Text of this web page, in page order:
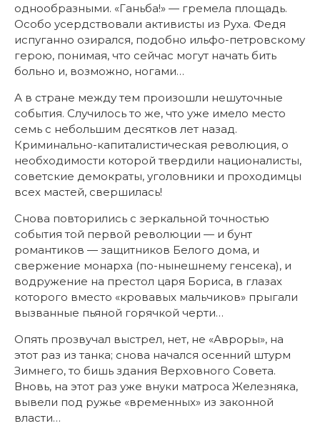
однообразными. «Ганьба!» — гремела площадь.
Особо усердствовали активисты из Руха. Федя
испуганно озирался, подобно ильфо-петровскому
герою, понимая, что сейчас могут начать бить
больно и, возможно, ногами…
А в стране между тем произошли нешуточные
события. Случилось то же, что уже имело место
семь с небольшим десятков лет назад.
Криминально-капиталистическая революция, о
необходимости которой твердили националисты,
советские демократы, уголовники и проходимцы
всех мастей, свершилась!
Снова повторились с зеркальной точностью
события той первой революции — и бунт
романтиков — защитников Белого дома, и
свержение монарха (по-нынешнему генсека), и
водружение на престол царя Бориса, в глазах
которого вместо «кровавых мальчиков» прыгали
вызванные пьяной горячкой черти…
Опять прозвучал выстрел, нет, не «Авроры», на
этот раз из танка; снова начался осенний штурм
Зимнего, то бишь здания Верховного Совета.
Вновь, на этот раз уже внуки матроса Железняка,
вывели под ружье «временных» из законной
власти…